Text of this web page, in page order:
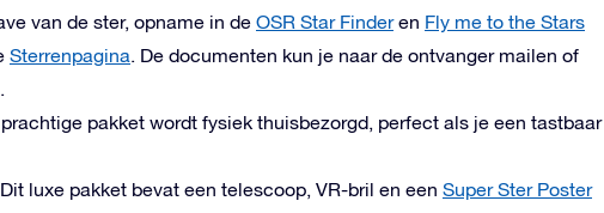
van de ster, opname in de OSR Star Finderen Fly me to the Stars
Sterrenpagina. De documenten kun je naar de ontvanger mailen of
pakket wordt fysiek thuisbezorgd, perfect als je een tastbaar
luxe pakket bevat een telescoop, VR-bril en een Super Ster Poster